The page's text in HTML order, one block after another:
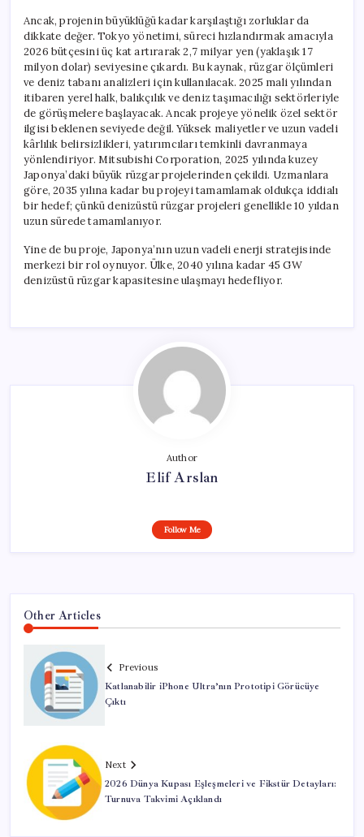
Ancak, projenin büyüklüğü kadar karşılaştığı zorluklar da
dikkate değer. Tokyo yönetimi, süreci hızlandırmak amacıyla
2026 bütçesini üç kat artırarak 2,7 milyar yen (yaklaşık 17
milyon dolar) seviyesine çıkardı. Bu kaynak, rüzgar ölçümleri
ve deniz tabanı analizleri için kullanılacak. 2025 mali yılından
itibaren yerel halk, balıkçılık ve deniz taşımacılığı sektörleriyle
de görüşmelere başlayacak. Ancak projeye yönelik özel sektör
ilgisi beklenen seviyede değil. Yüksek maliyetler ve uzun vadeli
kârlılık belirsizlikleri, yatırımcıları temkinli davranmaya
yönlendiriyor. Mitsubishi Corporation, 2025 yılında kuzey
Japonya’daki büyük rüzgar projelerinden çekildi. Uzmanlara
göre, 2035 yılına kadar bu projeyi tamamlamak oldukça iddialı
bir hedef; çünkü denizüstü rüzgar projeleri genellikle 10 yıldan
uzun sürede tamamlanıyor.
Yine de bu proje, Japonya’nın uzun vadeli enerji stratejisinde
merkezi bir rol oynuyor. Ülke, 2040 yılına kadar 45 GW
denizüstü rüzgar kapasitesine ulaşmayı hedefliyor.
Author
Elif Arslan
Follow Me
Other Articles
Previous
Katlanabilir iPhone Ultra’nın Prototipi Görücüye
Çıktı
Next
2026 Dünya Kupası Eşleşmeleri ve Fikstür Detayları:
Turnuva Takvimi Açıklandı